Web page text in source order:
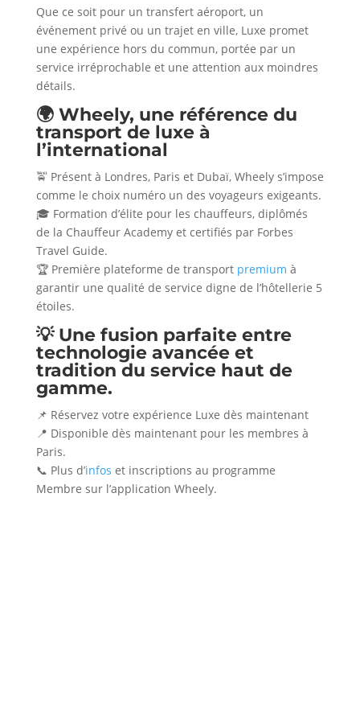
Que ce soit pour un transfert aéroport, un
événement privé ou un trajet en ville, Luxe promet
une expérience hors du commun, portée par un
service irréprochable et une attention aux moindres
détails.
🌍 Wheely, une référence du
transport de luxe à
l’international
🚖 Présent à Londres, Paris et Dubaï, Wheely s’impose
comme le choix numéro un des voyageurs exigeants.
🎓 Formation d’élite pour les chauffeurs, diplômés
de la Chauffeur Academy et certifiés par Forbes
Travel Guide.
🏆 Première plateforme de transport premium à
garantir une qualité de service digne de l’hôtellerie 5
étoiles.
💡 Une fusion parfaite entre
technologie avancée et
tradition du service haut de
gamme.
📌 Réservez votre expérience Luxe dès maintenant
📍 Disponible dès maintenant pour les membres à
Paris.
📞 Plus d’infos et inscriptions au programme
Membre sur l’application Wheely.